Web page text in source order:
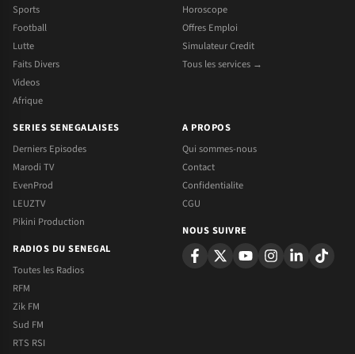
Sports
Football
Lutte
Faits Divers
Videos
Afrique
Horoscope
Offres Emploi
Simulateur Credit
Tous les services →
SERIES SENEGALAISES
Derniers Episodes
Marodi TV
EvenProd
LEUZTV
Pikini Production
RADIOS DU SENEGAL
Toutes les Radios
RFM
Zik FM
Sud FM
RTS RSI
A PROPOS
Qui sommes-nous
Contact
Confidentialite
CGU
NOUS SUIVRE